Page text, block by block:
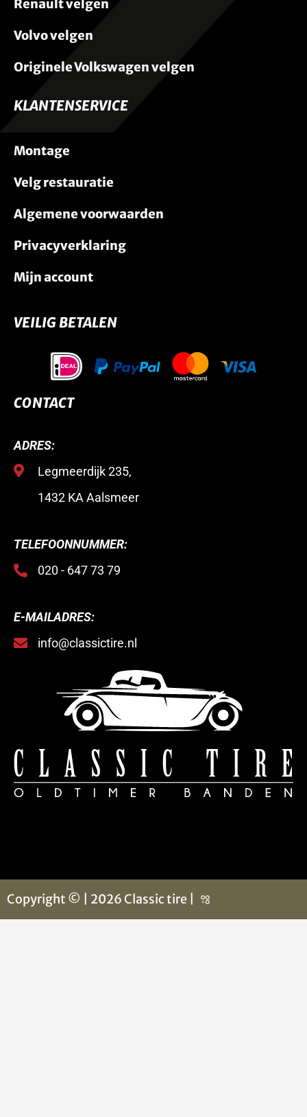
Renault velgen
Volvo velgen
Originele Volkswagen velgen
KLANTENSERVICE
Montage
Velg restauratie
Algemene voorwaarden
Privacyverklaring
Mijn account
VEILIG BETALEN
CONTACT
ADRES:
Legmeerdijk 235,
1432 KA Aalsmeer
TELEFOONNUMMER:
020 - 647 73 79
E-MAILADRES:
info@classictire.nl
Copyright © | 2026 Classic tire |